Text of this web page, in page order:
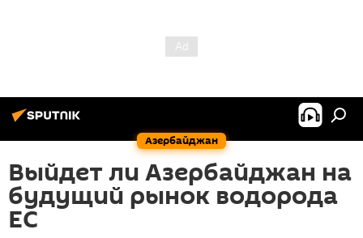
Азербайджан
Выйдет ли Азербайджан на
будущий рынок водорода
ЕС